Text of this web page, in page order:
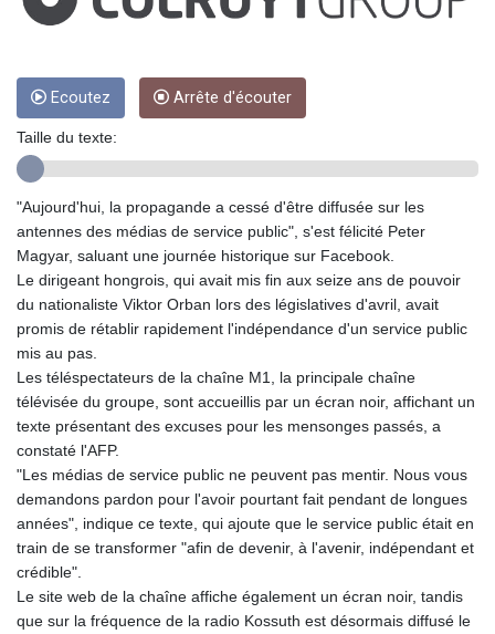
GBP 0.856301
GHS 13.521816
GIP 0.85592
GNF 10116.834102
GYD 241.004293
HKD 9.038838
HNL 30.876033
HRK 7.53416
HTG 150.622097
HUF 365.116225
ILS 3.465652
IMP 0.85592
INR 109.826937
IRR
1584183.343658
ISK 142.412461
JEP 0.85592
JOD 0.816933
JPY 182.568546
Ecoutez Arrête d'écouter
Taille du texte:
"Aujourd'hui, la propagande a cessé d'être diffusée sur les
antennes des médias de service public", s'est félicité Peter
Magyar, saluant une journée historique sur Facebook.
Le dirigeant hongrois, qui avait mis fin aux seize ans de pouvoir
du nationaliste Viktor Orban lors des législatives d'avril, avait
promis de rétablir rapidement l'indépendance d'un service public
mis au pas.
Les téléspectateurs de la chaîne M1, la principale chaîne
télévisée du groupe, sont accueillis par un écran noir, affichant un
texte présentant des excuses pour les mensonges passés, a
constaté l'AFP.
"Les médias de service public ne peuvent pas mentir. Nous vous
demandons pardon pour l'avoir pourtant fait pendant de longues
années", indique ce texte, qui ajoute que le service public était en
train de se transformer "afin de devenir, à l'avenir, indépendant et
crédible".
Le site web de la chaîne affiche également un écran noir, tandis
que sur la fréquence de la radio Kossuth est désormais diffusé le